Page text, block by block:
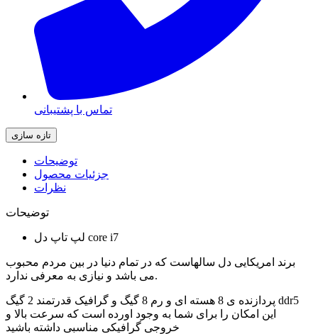
تماس با پشتیبانی
توضیحات
جزئیات محصول
نظرات
توضیحات
لپ تاپ دل core i7
برند امریکایی دل سالهاست که در تمام دنیا در بین مردم محبوب
می باشد و نیازی به معرفی ندارد.
پردازنده ی 8 هسته ای و رم 8 گیگ و گرافیک قدرتمند 2 گیگ ddr5
این امکان را برای شما به وجود اورده است که سرعت بالا و
خروجی گرافیکی مناسبی داشته باشید